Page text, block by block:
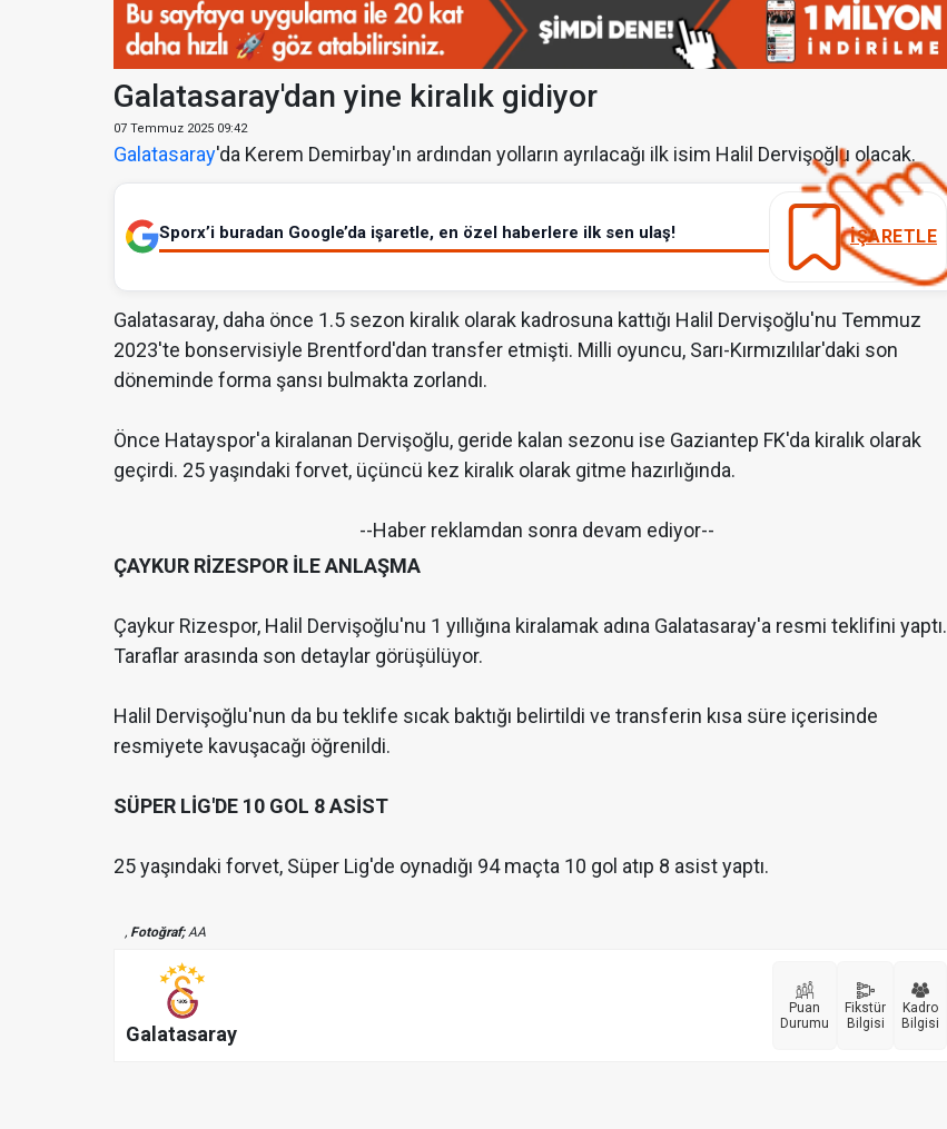
Galatasaray'dan yine kiralık gidiyor
07 Temmuz 2025 09:42
Galatasaray'da Kerem Demirbay'ın ardından yolların ayrılacağı ilk isim Halil Dervişoğlu olacak.
Sporx’i buradan Google’da işaretle, en özel haberlere ilk sen ulaş! İŞARETLE
Galatasaray, daha önce 1.5 sezon kiralık olarak kadrosuna kattığı Halil Dervişoğlu'nu Temmuz
2023'te bonservisiyle Brentford'dan transfer etmişti. Milli oyuncu, Sarı-Kırmızılılar'daki son
döneminde forma şansı bulmakta zorlandı.
Önce Hatayspor'a kiralanan Dervişoğlu, geride kalan sezonu ise Gaziantep FK'da kiralık olarak
geçirdi. 25 yaşındaki forvet, üçüncü kez kiralık olarak gitme hazırlığında.
--Haber reklamdan sonra devam ediyor--
ÇAYKUR RİZESPOR İLE ANLAŞMA
Çaykur Rizespor, Halil Dervişoğlu'nu 1 yıllığına kiralamak adına Galatasaray'a resmi teklifini yaptı.
Taraflar arasında son detaylar görüşülüyor.
Halil Dervişoğlu'nun da bu teklife sıcak baktığı belirtildi ve transferin kısa süre içerisinde
resmiyete kavuşacağı öğrenildi.
SÜPER LİG'DE 10 GOL 8 ASİST
25 yaşındaki forvet, Süper Lig'de oynadığı 94 maçta 10 gol atıp 8 asist yaptı.
, Fotoğraf;AA
Galatasaray
Puan
Durumu
Fikstür
Bilgisi
Kadro
Bilgisi